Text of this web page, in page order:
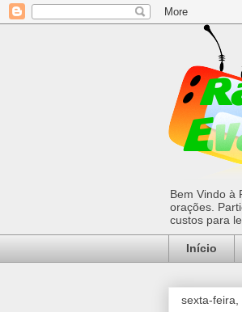
Bem Vindo à
orações.
custos para
Início
sexta-feira,